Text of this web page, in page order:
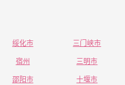
绥化市
三门峡市
宿州
三明市
邵阳市
十堰市